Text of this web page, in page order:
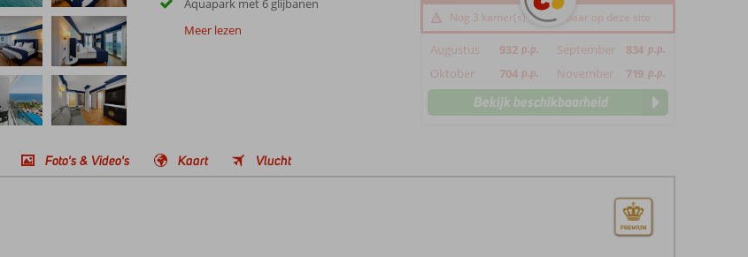
Aquapark met 6 glijbanen
Meer lezen
Nog 3 kamer(s) beschikbaar op deze site
Augustus 932 p.p. September 834 p.p.
Oktober 704 p.p. November 719 p.p.
Bekijk beschikbaarheid
Foto's & Video's Kaart Vlucht